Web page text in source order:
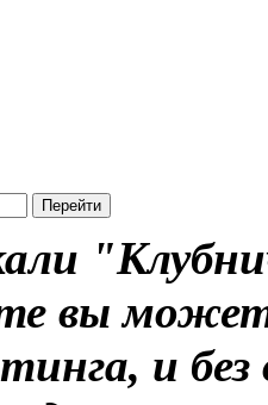
вы
и